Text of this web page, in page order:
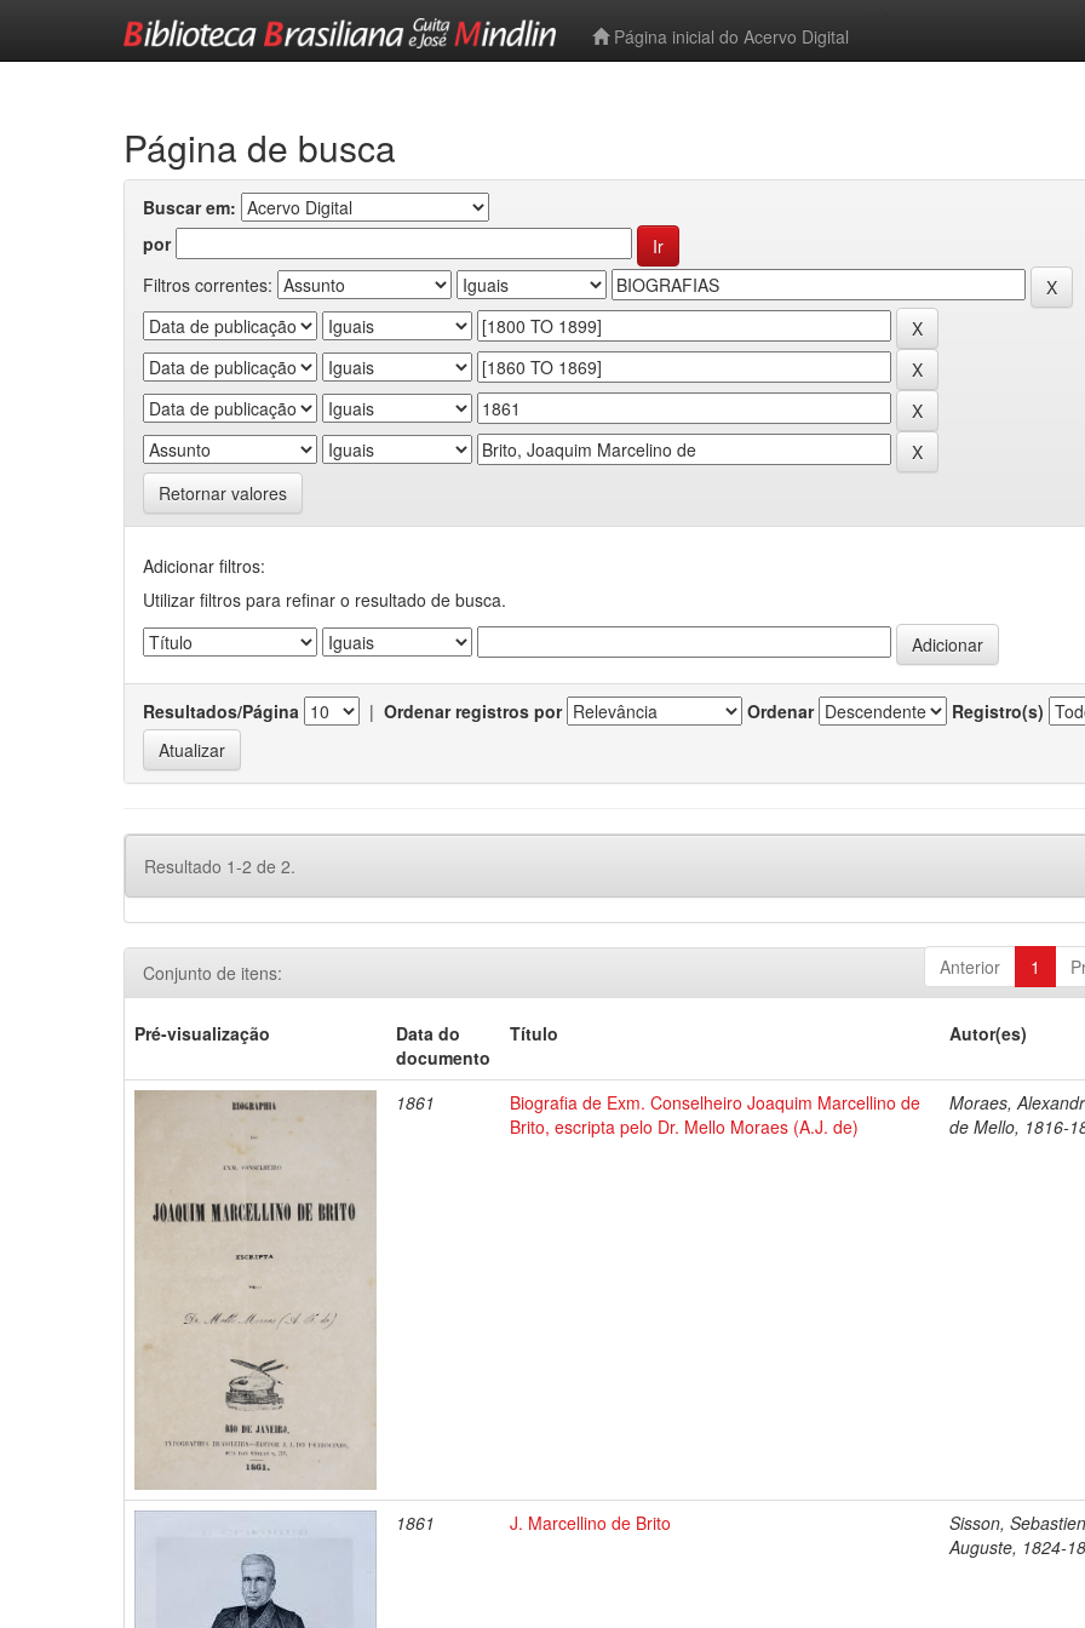
Página inicial do Acervo Digital
Página de busca
Buscar em:
por
Filtros correntes:
Retornar valores
Adicionar filtros:
Utilizar filtros para refinar o resultado de busca.
Resultados/Página | Ordenar registros por Ordenar Registro(s)
Resultado 1-2 de 2.
Anterior 1
Conjunto de itens:
Pré-visualização
Data do
documento
Título Autor(es)
1861
Biografia de Exm. Conselheiro Joaquim Marcellino de
Brito, escripta pelo Dr. Mello Moraes (A.J. de)
Moraes,
de Mello, 1816-
1861 J. Marcellino de Brito
Sisson, Sebastien
Auguste, 1824-